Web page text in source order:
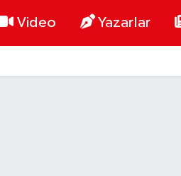
Video Yazarlar